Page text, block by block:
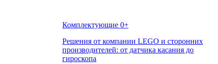
Комплектующие 0+
Решения от компании LEGO и сторонних
производителей: от датчика касания до
гироскопа